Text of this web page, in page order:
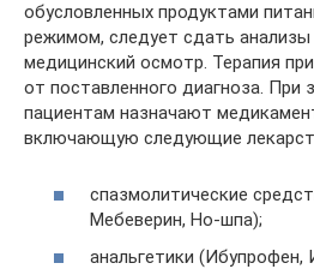
обусловленных продуктами
режимом, следует сдать
медицинский осмотр. Терапия
от поставленного диагноза. При
пациентам назначают
включающую следующие
спазмолитические
Мебеверин, Но-шпа);
анальгетики (Ибупрофен,